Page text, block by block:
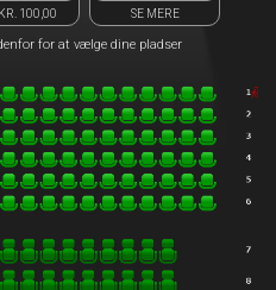
100,00 SE MERE
for at vælge dine pladser